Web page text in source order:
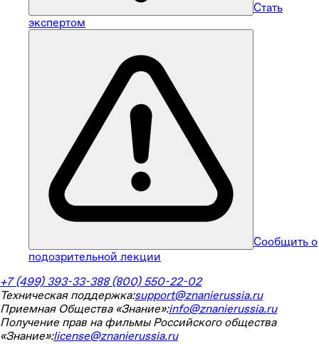
Стать
экспертом
Сообщить о
подозрительной лекции
+7 (499) 393-33-388 (800) 550-22-02
Техническая поддержка:support@znanierussia.ru
Приемная Общества «Знание»:info@znanierussia.ru
Получение прав на фильмы Российского общества
«Знание»:license@znanierussia.ru